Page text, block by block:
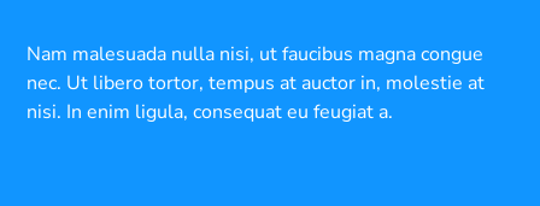
Nam malesuada nulla nisi, ut faucibus magna congue
nec. Ut libero tortor, tempus at auctor in, molestie at
nisi. In enim ligula, consequat eu feugiat a.